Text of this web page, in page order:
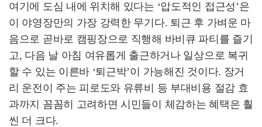
여기에 도심 내에 위치해 있다는 ‘압도적인 접근성’은
이 야영장만의 가장 강력한 무기다. 퇴근 후 가벼운 마
음으로 곧바로 캠핑장으로 직행해 바비큐 파티를 즐기
고, 다음 날 아침 여유롭게 출근하거나 일상으로 복귀
할 수 있는 이른바 ‘퇴근박’이 가능해진 것이다. 장거
리 운전이 주는 피로도와 유류비 등 부대비용 절감 효
과까지 꼼꼼히 고려하면 시민들이 체감하는 혜택은 훨
씬 더 크다.